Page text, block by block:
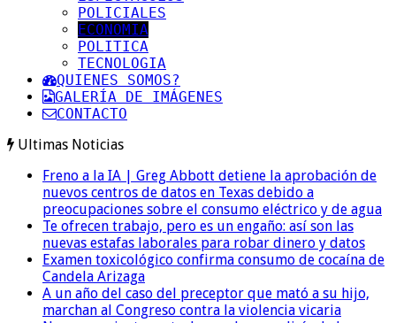
POLICIALES
ECONOMIA
POLITICA
TECNOLOGIA
QUIENES SOMOS?
GALERÍA DE IMÁGENES
CONTACTO
Ultimas Noticias
Freno a la IA | Greg Abbott detiene la aprobación de
nuevos centros de datos en Texas debido a
preocupaciones sobre el consumo eléctrico y de agua
Te ofrecen trabajo, pero es un engaño: así son las
nuevas estafas laborales para robar dinero y datos
Examen toxicológico confirma consumo de cocaína de
Candela Arizaga
A un año del caso del preceptor que mató a su hijo,
marchan al Congreso contra la violencia vicaria